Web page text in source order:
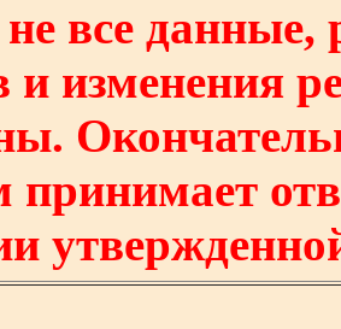
все
и изменения
принимает